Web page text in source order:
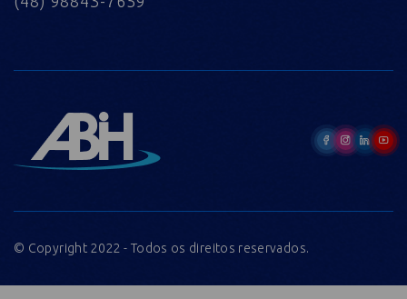
© Copyright 2022 - Todos os direitos reservados.